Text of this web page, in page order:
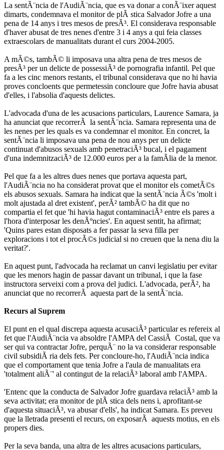
La sentÃ¨ncia de l'AudiÃ¨ncia, que es va donar a conÃ¨ixer aquest
dimarts, condemnava el monitor de plÃ stica Salvador Jofre a una
pena de 14 anys i tres mesos de presÃ³. El considerava responsable
d'haver abusat de tres nenes d'entre 3 i 4 anys a qui feia classes
extraescolars de manualitats durant el curs 2004-2005.
A mÃ©s, tambÃ© li imposava una altra pena de tres mesos de
presÃ³ per un delicte de possessiÃ³ de pornografia infantil. Pel que
fa a les cinc menors restants, el tribunal considerava que no hi havia
proves concloents que permetessin concloure que Jofre havia abusat
d'elles, i l'absolia d'aquests delictes.
L'advocada d'una de les acusacions particulars, Laurence Samara, ja
ha anunciat que recorrerÃ la sentÃ¨ncia. Samara representa una de
les nenes per les quals es va condemnar el monitor. En concret, la
sentÃ¨ncia li imposava una pena de nou anys per un delicte
continuat d'abusos sexuals amb penetraciÃ³ bucal, i el pagament
d'una indemnitzaciÃ³ de 12.000 euros per a la famÃ­lia de la menor.
Pel que fa a les altres dues nenes que portava aquesta part,
l'AudiÃ¨ncia no ha considerat provat que el monitor els cometÃ©s
els abusos sexuals. Samara ha indicat que la sentÃ¨ncia Ã©s 'molt i
molt ajustada al dret existent', perÃ² tambÃ© ha dit que no
compartia el fet que 'hi havia hagut contaminaciÃ³ entre els pares a
l'hora d'interposar les denÃºncies'. En aquest sentit, ha afirmat;
'Quins pares estan disposats a fer passar la seva filla per
exploracions i tot el procÃ©s judicial si no creuen que la nena diu la
veritat?'.
En aquest punt, l'advocada ha reclamat un canvi legislatiu per evitar
que les menors hagin de passar davant un tribunal, i que la fase
instructora serveixi com a prova del judici. L'advocada, perÃ², ha
anunciat que no recorrerÃ aquesta part de la sentÃ¨ncia.
Recurs al Suprem
El punt en el qual discrepa aquesta acusaciÃ³ particular es refereix al
fet que l'AudiÃ¨ncia va absoldre l'AMPA del CassiÃ Costal, que va
ser qui va contractar Jofre, perquÃ¨ no la va considerar responsable
civil subsidiÃ ria dels fets. Per concloure-ho, l'AudiÃ¨ncia indica
que el comportament que tenia Jofre a l'aula de manualitats era
'totalment aliÃ¨' al contingut de la relaciÃ³ laboral amb l'AMPA.
'Entenc que la conducta de Salvador Jofre guardava relaciÃ³ amb la
seva activitat; era monitor de plÃ stica dels nens i, aprofitant-se
d'aquesta situaciÃ³, va abusar d'ells', ha indicat Samara. Es preveu
que la lletrada presenti el recurs, on exposarÃ aquests motius, en els
propers dies.
Per la seva banda, una altra de les altres acusacions particulars,